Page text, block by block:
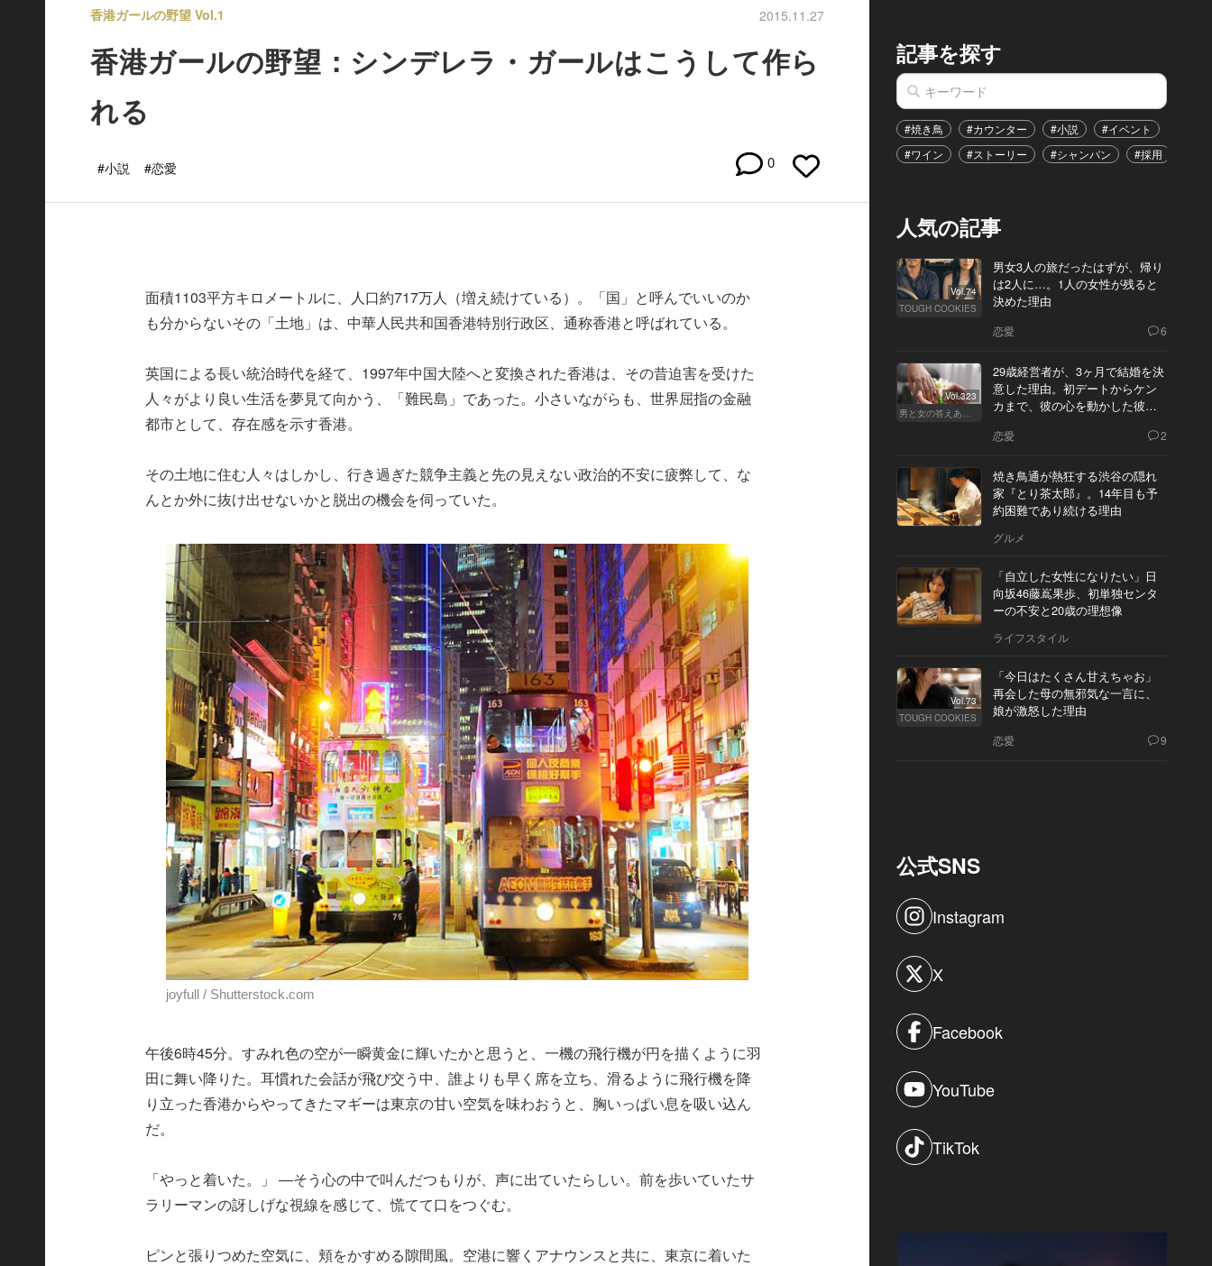
香港ガールの野望 Vol.1 2015.11.27
香港ガールの野望：シンデレラ・ガールはこうして作ら
れる
#小説 #恋愛 0
面積1103平方キロメートルに、人口約717万人（増え続けている）。「国」と呼んでいいのか
も分からないその「土地」は、中華人民共和国香港特別行政区、通称香港と呼ばれている。
英国による長い統治時代を経て、1997年中国大陸へと変換された香港は、その昔迫害を受けた
人々がより良い生活を夢見て向かう、「難民島」であった。小さいながらも、世界屈指の金融
都市として、存在感を示す香港。
その土地に住む人々はしかし、行き過ぎた競争主義と先の見えない政治的不安に疲弊して、な
んとか外に抜け出せないかと脱出の機会を伺っていた。
joyfull / Shutterstock.com
午後6時45分。すみれ色の空が一瞬黄金に輝いたかと思うと、一機の飛行機が円を描くように羽
田に舞い降りた。耳慣れた会話が飛び交う中、誰よりも早く席を立ち、滑るように飛行機を降
り立った香港からやってきたマギーは東京の甘い空気を味わおうと、胸いっぱい息を吸い込ん
だ。
「やっと着いた。」 ―そう心の中で叫んだつもりが、声に出ていたらしい。前を歩いていたサ
ラリーマンの訝しげな視線を感じて、慌てて口をつぐむ。
ピンと張りつめた空気に、頬をかすめる隙間風。空港に響くアナウンスと共に、東京に着いた
記事を探す
#焼き鳥 #カウンター #小説 #イベント
#ワイン
#ストーリー #シャンパン #採用
人気の記事
Vol.74
TOUGH COOKIES
男女3人の旅だったはずが、帰り
は2人に…。1人の女性が残ると
決めた理由
恋愛 6
Vol.323
男と女の答えあわせ【Q】
29歳経営者が、3ヶ月で結婚を決
意した理由。初デートからケン
カまで、彼の心を動かした彼女
恋愛 2
焼き鳥通が熱狂する渋谷の隠れ
家『とり茶太郎』。14年目も予
約困難であり続ける理由
グルメ
「自立した女性になりたい」日
向坂46藤嶌果歩、初単独センタ
ーの不安と20歳の理想像
ライフスタイル
Vol.73
TOUGH COOKIES
「今日はたくさん甘えちゃお」
再会した母の無邪気な一言に、
娘が激怒した理由
恋愛 9
公式SNS
Instagram
X
Facebook
YouTube
TikTok